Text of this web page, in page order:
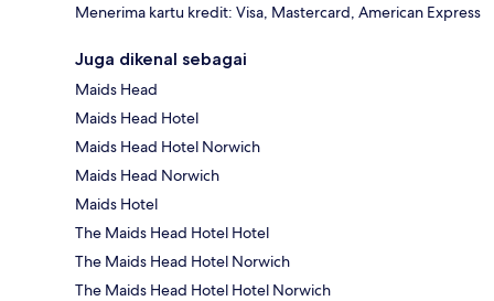
Menerima kartu kredit: Visa, Mastercard, American Express
Juga dikenal sebagai
Maids Head
Maids Head Hotel
Maids Head Hotel Norwich
Maids Head Norwich
Maids Hotel
The Maids Head Hotel Hotel
The Maids Head Hotel Norwich
The Maids Head Hotel Hotel Norwich